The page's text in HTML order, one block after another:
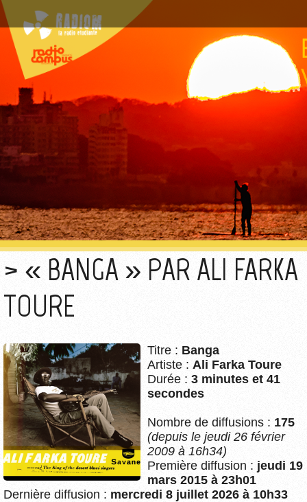
« BANGA » PAR ALI FARKA
TOURE
Titre : Banga
Artiste : Ali Farka Toure
Durée : 3 minutes et 41
secondes
Nombre de diffusions : 175
(depuis le jeudi 26 février
2009 à 16h34)
Première diffusion : jeudi 19
mars 2015 à 23h01
Dernière diffusion : mercredi 8 juillet 2026 à 10h33